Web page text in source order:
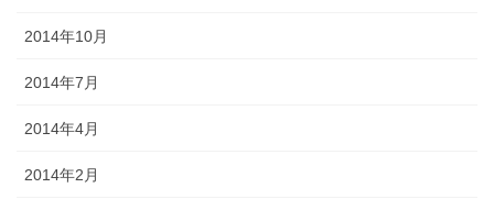
2014年10月
2014年7月
2014年4月
2014年2月